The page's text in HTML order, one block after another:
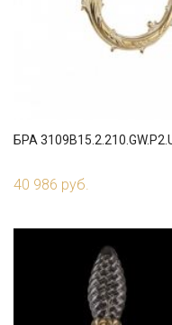
БРА
40 986 руб.